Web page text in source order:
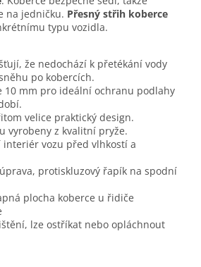
na jedničku. Přesný střih koberce
typu vozidla.
že nedochází k přetékání vody
po kobercích.
10 mm pro ideální ochranu podlahy
velice praktický design.
vyrobeny z kvalitní pryže.
interiér vozu před vlhkostí a
protiskluzový řapík na spodní
plocha koberce u řidiče
lze ostříkat nebo opláchnout